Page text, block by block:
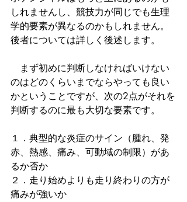
しれませんし、競技力が同じでも生理
学的要素が異なるのかもしれません。
後者については詳しく後述します。
まず初めに判断しなければいけない
のはどのくらいまでならやっても良い
かということですが、次の2点がそれを
判断するのに最も大切な要素です。
１．典型的な炎症のサイン（腫れ、発
赤、熱感、痛み、可動域の制限）があ
るか否か
２．走り始めよりも走り終わりの方が
痛みが強いか